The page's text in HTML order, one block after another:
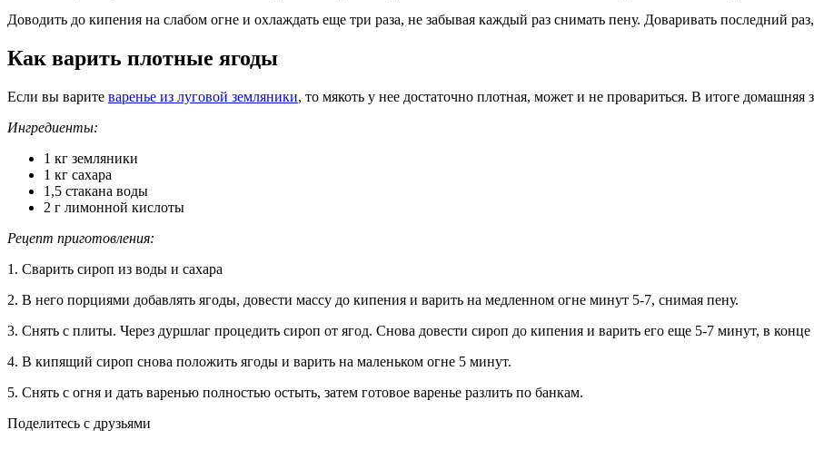
Доводить до кипения на слабом огне и охлаждать еще три раза, не забывая каждый раз снимать пену. Доваривать последний
Как варить плотные ягоды
Если вы варите варенье из луговой земляники, то мякоть у нее достаточно плотная, может и не провариться. В итоге домашняя
Ингредиенты:
1 кг земляники
1 кг сахара
1,5 стакана воды
2 г лимонной кислоты
Рецепт приготовления:
1. Сварить сироп из воды и сахара
2. В него порциями добавлять ягоды, довести массу до кипения и варить на медленном огне минут 5-7, снимая пену.
3. Снять с плиты. Через дуршлаг процедить сироп от ягод. Снова довести сироп до кипения и варить его еще 5-7 минут, в
4. В кипящий сироп снова положить ягоды и варить на маленьком огне 5 минут.
5. Снять с огня и дать варенью полностью остыть, затем готовое варенье разлить по банкам.
Поделитесь с друзьями